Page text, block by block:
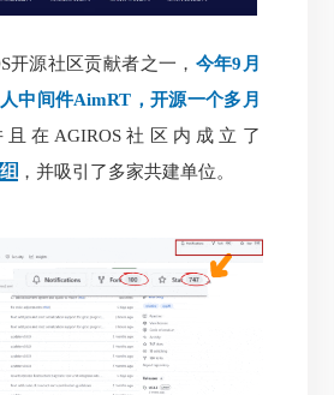
源社区贡献者之一， 今年9月
中间件AimRT，开源一个多月
且在AGIROS社区内成立了
，并吸引了多家共建单位。